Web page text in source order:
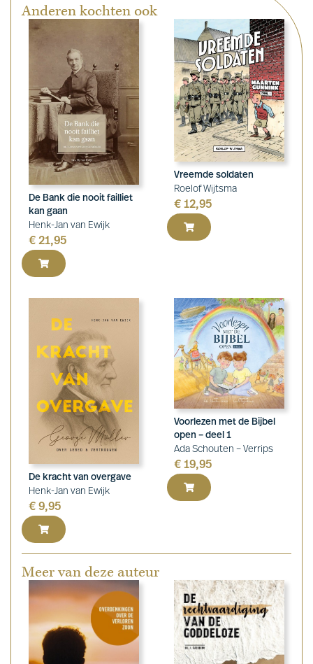
Anderen kochten ook
De Bank die nooit failliet
kan gaan
Henk-Jan van Ewijk
€ 21,95
Vreemde soldaten
Roelof Wijtsma
€ 12,95
De kracht van overgave
Henk-Jan van Ewijk
€ 9,95
Voorlezen met de Bijbel
open – deel 1
Ada Schouten – Verrips
€ 19,95
Meer van deze auteur